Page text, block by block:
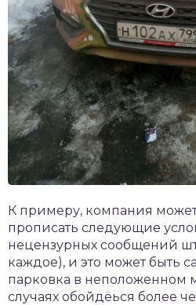
К примеру, компания
прописать следующие
нецензурных сообщений
каждое), и это может быть
парковка в неположенном
случаях обойдёься более